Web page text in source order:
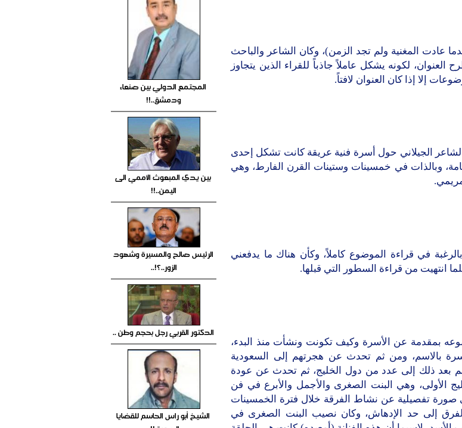
عادت المغنية ولم تجد الزمن)، وكان الشاعر والباحث
العنوان، لكونه يشكل عاملاً جاذباً للقراء الذين يتجاوز
إلا إذا كان العنوان لافتاً.
الجيلاني حول أسرة فنية عريقة كانت تشكل إحدى
وبالذات في خمسينات وستينات القرن الفارط، وهي
في قراءة الموضوع كاملاً، وكأن هناك ما يدفعني
انتهيت من قراءة السطور التي قبلها.
بمقدمة عن الأسرة وكيف تكونت ونشأت منذ البدء،
بالاسم، ومن ثم تحدث عن هجرتهم إلى السعودية
بعد ذلك إلى عدد من دول الخليج، ثم تحدث عن عودة
الأولى، وهي البنت الصغرى والأجمل والأبرع في فن
صورة تفصيلية عن نشاط الفرقة خلال فترة الخمسينات
إلى حد الإدهاش، وكان نصيب البنت الصغرى في
المجتمع الدولي بين صنعاء
ودمشق..!!
بين يدي المبعوث الأممي الى
اليمن..!!
الرئيس صالح والمسيرة وشهود
الزور..؟!..
الدكتور القربي رجل بحجم وطن ..
الشيخ أبو راس الحاسم للقضايا